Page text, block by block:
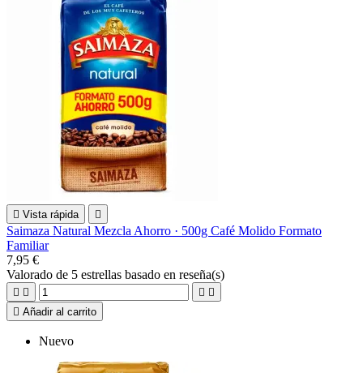
 Vista rápida 
Saimaza Natural Mezcla Ahorro · 500g Café Molido Formato
Familiar
7,95 €
Valorado de 5 estrellas basado en reseña(s)
   
 Añadir al carrito
Nuevo